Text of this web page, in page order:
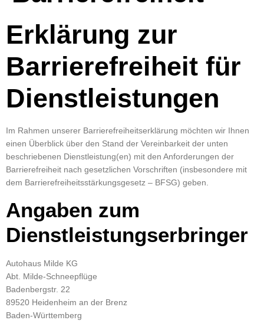
Erklärung zur
Barrierefreiheit für
Dienstleistungen
Im Rahmen unserer Barrierefreiheitserklärung möchten wir Ihnen
einen Überblick über den Stand der Vereinbarkeit der unten
beschriebenen Dienstleistung(en) mit den Anforderungen der
Barrierefreiheit nach gesetzlichen Vorschriften (insbesondere mit
dem Barrierefreiheitsstärkungsgesetz – BFSG) geben.
Angaben zum
Dienstleistungserbringer
Autohaus Milde KG
Abt. Milde-Schneepflüge
Badenbergstr. 22
89520 Heidenheim an der Brenz
Baden-Württemberg